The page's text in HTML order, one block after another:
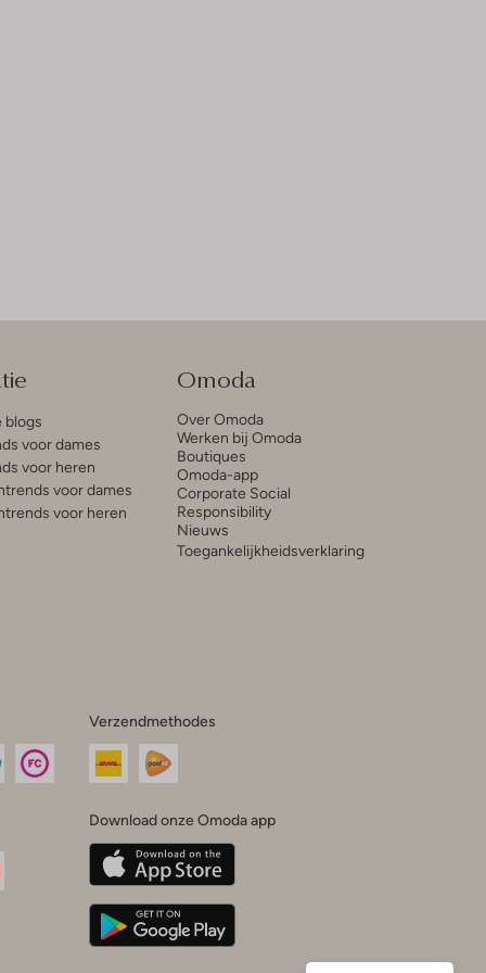
blogs
voor dames
voor heren
voor dames
voor heren
Omoda
Over Omoda
Werken bij Omoda
Boutiques
Omoda-app
Corporate Social
Responsibility
Nieuws
Toegankelijkheidsverklaring
Verzendmethodes
Download onze Omoda app